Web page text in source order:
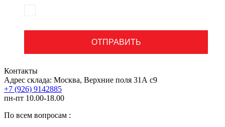
ОТПРАВИТЬ
Контакты
Адрес склада: Москва, Верхние поля 31А с9
+7 (926) 9142885
пн-пт 10.00-18.00
По всем вопросам :